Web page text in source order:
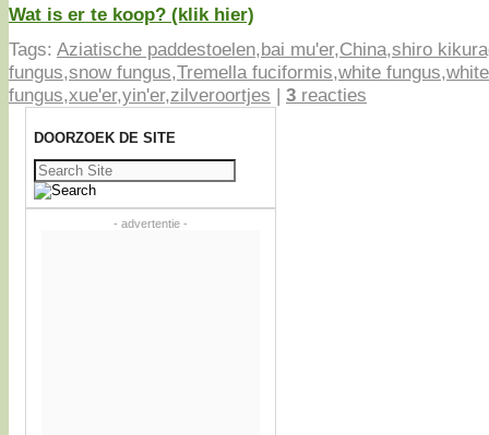
Wat is er te koop? (klik hier)
Tags: Aziatische paddestoelen,bai mu'er,China,shiro
fungus,snow fungus,Tremella fuciformis,white fungus,
fungus,xue'er,yin'er,zilveroortjes | 3 reacties
DOORZOEK DE SITE
Zoeken
naar:
- advertentie -